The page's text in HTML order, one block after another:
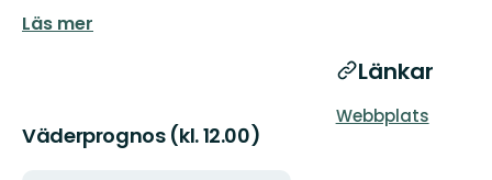
Läs mer
Väderprognos (kl. 12.00)
Länkar
Webbplats